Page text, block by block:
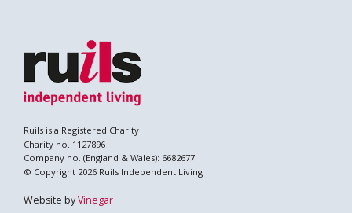
Ruils is a Registered Charity
Charity no. 1127896
Company no. (England & Wales): 6682677
© Copyright 2026 Ruils Independent Living
Website byVinegar